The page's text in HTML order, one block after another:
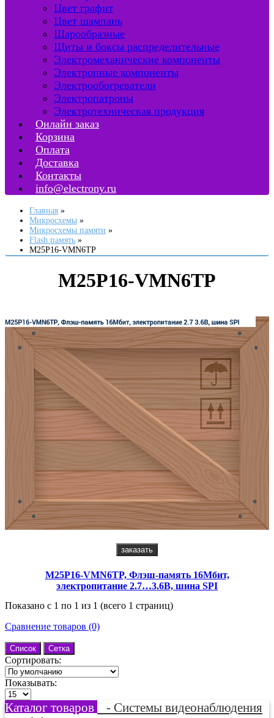
Цвет графит
Цвет шампань
Шарообразные
Щиты и боксы распределительные
Электромеханические компоненты
Электронные компоненты
Электрообогреватели
Электропатроны
Электротехническая продукция
Онлайн заказ
Корзина
Оплата
Доставка
Контакты
info@electrony.ru
Главная
Микросхемы
Микросхемы памяти
Flash память
M25P16-VMN6TP
M25P16-VMN6TP
заказать
M25P16-VMN6TP, Флэш-память 16Mбит,
электропитание 2.7…3.6В, шина SPI
Показано с 1 по 1 из 1 (всего 1 страниц)
Сравнение товаров (0)
Список Сетка
Сортировать:
Показывать:
Каталог товаров
- Системы видеонаблюдения